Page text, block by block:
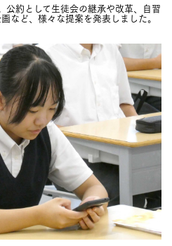
公約として生徒会の継承や改革、自習
など、様々な提案を発表しました。